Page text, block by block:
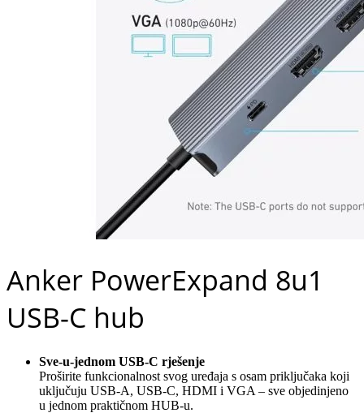
Anker PowerExpand 8u1
USB-C hub
Sve-u-jednom USB-C rješenje
Proširite funkcionalnost svog uređaja s osam priključaka koji
uključuju USB-A, USB-C, HDMI i VGA – sve objedinjeno
u jednom praktičnom HUB-u.